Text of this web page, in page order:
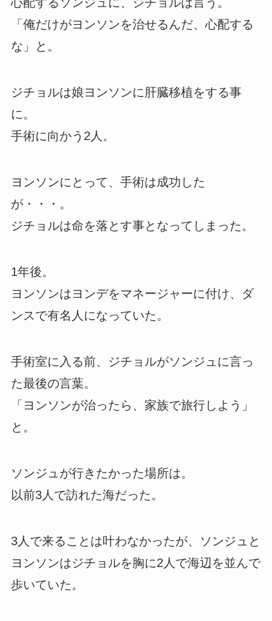
「俺だけがヨンソンを治せるんだ、心配する
な」と。
ジチョルは娘ヨンソンに肝臓移植をする事
に。
手術に向かう2人。
ヨンソンにとって、手術は成功した
が・・・。
ジチョルは命を落とす事となってしまった。
1年後。
ヨンソンはヨンデをマネージャーに付け、ダ
ンスで有名人になっていた。
手術室に入る前、ジチョルがソンジュに言っ
た最後の言葉。
「ヨンソンが治ったら、家族で旅行しよう」
と。
ソンジュが行きたかった場所は。
以前3人で訪れた海だった。
3人で来ることは叶わなかったが、ソンジュと
ヨンソンはジチョルを胸に2人で海辺を並んで
歩いていた。